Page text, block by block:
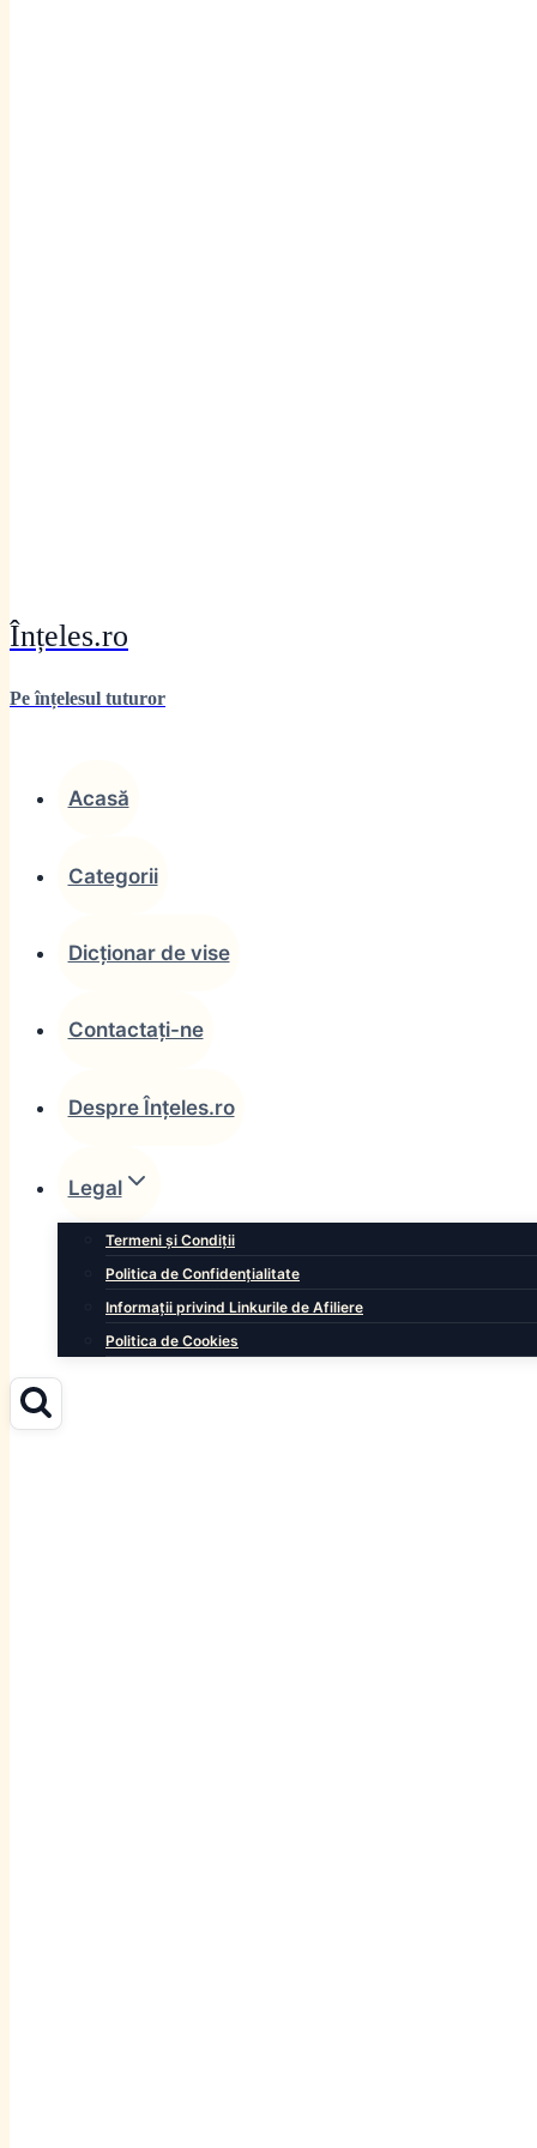
Înțeles.ro
Pe înțelesul tuturor
Acasă
Categorii
Dicționar de vise
Contactați-ne
Despre Înțeles.ro
Legal
Termeni și Condiții
Politica de Confidențialitate
Informații privind Linkurile de Afiliere
Politica de Cookies